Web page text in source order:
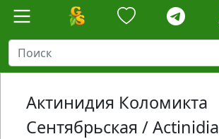
Актинидия Коломикта
Сентябрьская / Actinidia